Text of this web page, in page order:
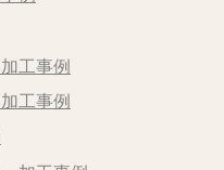
工事例
工事例